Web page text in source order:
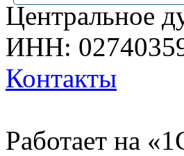
Центральное
ИНН:
Контакты
Работает на